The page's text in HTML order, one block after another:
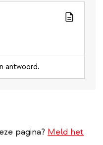
antwoord.
pagina? Meld het